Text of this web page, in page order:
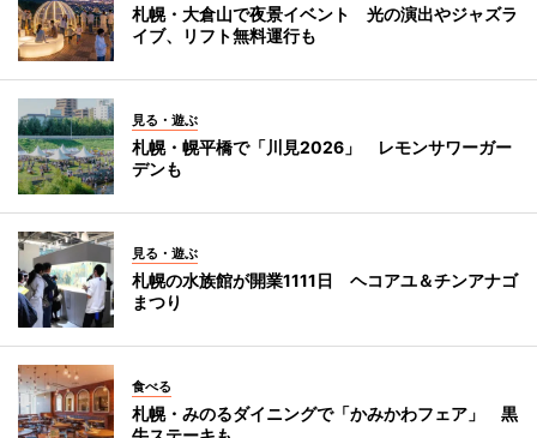
札幌・大倉山で夜景イベント 光の演出やジャズラ
イブ、リフト無料運行も
見る・遊ぶ
札幌・幌平橋で「川見2026」 レモンサワーガー
デンも
見る・遊ぶ
札幌の水族館が開業1111日 ヘコアユ＆チンアナゴ
まつり
食べる
札幌・みのるダイニングで「かみかわフェア」 黒